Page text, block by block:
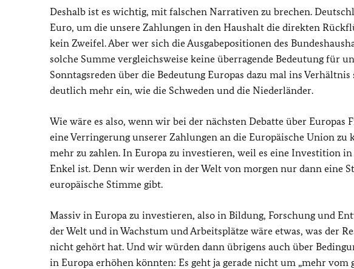
Deshalb ist es wichtig, mit falschen Narrativen zu brechen.
Euro, um die unsere Zahlungen in den Haushalt die direkten
kein Zweifel. Aber wer sich die Ausgabepositionen des
solche Summe vergleichsweise keine überragende Bedeutung für
Sonntagsreden über die Bedeutung Europas dazu mal ins
deutlich mehr ein, wie die Schweden und die Niederländer.
Wie wäre es also, wenn wir bei der nächsten Debatte über Europas
eine Verringerung unserer Zahlungen an die Europäische Union zu
mehr zu zahlen. In Europa zu investieren, weil es eine Investition
Enkel ist. Denn wir werden in der Welt von morgen nur dann eine
europäische Stimme gibt.
Massiv in Europa zu investieren, also in Bildung, Forschung und
der Welt und in Wachstum und Arbeitsplätze wäre etwas, was der
nicht gehört hat. Und wir würden dann übrigens auch über
in Europa erhöhen könnten: Es geht ja gerade nicht um „mehr vom